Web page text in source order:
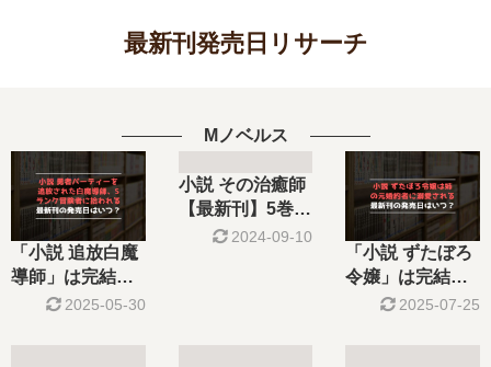
最新刊発売日リサーチ
Mノベルス
「小説 追放白魔
導師」は完結し
た？最新刊6巻の
2025-05-30
小説 その治癒師
【最新刊】5巻の
発売日はいつ？
2024-09-10
「小説 ずたぼろ
令嬢」は完結し
た？最新刊3巻の
2025-07-25